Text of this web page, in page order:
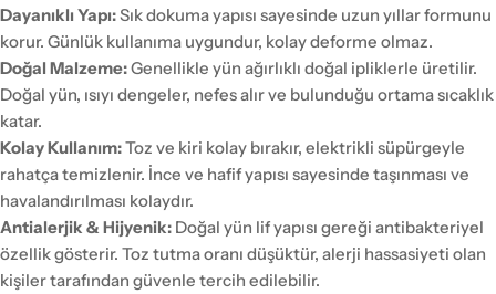
Dayanıklı Yapı:Sık dokuma yapısı sayesinde uzun yıllar formunu
korur. Günlük kullanıma uygundur, kolay deforme olmaz.
Doğal Malzeme:Genellikle yün ağırlıklı doğal ipliklerle üretilir.
Doğal yün, ısıyı dengeler, nefes alır ve bulunduğu ortama sıcaklık
katar.
Kolay Kullanım:Toz ve kiri kolay bırakır, elektrikli süpürgeyle
rahatça temizlenir. İnce ve hafif yapısı sayesinde taşınması ve
havalandırılması kolaydır.
Antialerjik & Hijyenik: Doğal yün lif yapısı gereği antibakteriyel
özellik gösterir. Toz tutma oranı düşüktür, alerji hassasiyeti olan
kişiler tarafından güvenle tercih edilebilir.